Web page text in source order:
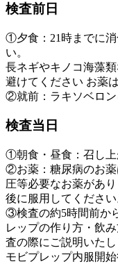
検査前日
①夕食：21時までに消
い。
長ネギやキノコ海藻
避けてください お薬
②就前：ラキソベロン
検査当日
①朝食・昼食：召し上
②お薬：糖尿病のお薬
圧等必要なお薬があ
後に服用してくださ
③検査の約5時間前か
レップの作り方・飲
査の際にご説明いたし
モビプレップ内服開